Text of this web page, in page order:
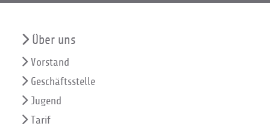
Über uns
Vorstand
Geschäftsstelle
Jugend
Tarif